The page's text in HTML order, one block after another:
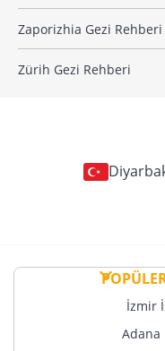
Zaporizhia Gezi Rehberi
Zürih Gezi Rehberi
İzmir
Adana